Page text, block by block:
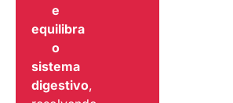
e
equilibra
o
sistema
digestivo,